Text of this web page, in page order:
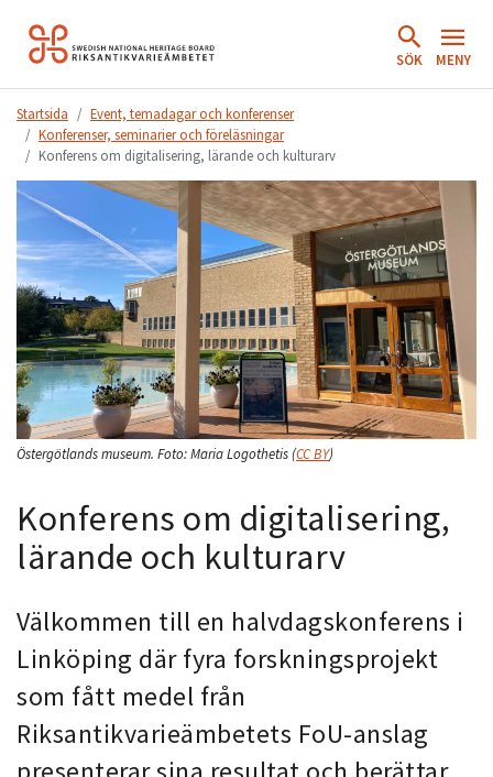
Hoppa
till
SÖK MENY
Startsida
Event, temadagar och konferenser
Konferenser, seminarier och föreläsningar
Konferens om digitalisering, lärande och kulturarv
Östergötlands museum. Foto:Maria Logothetis(CC BY)
Konferens om digitalisering,
lärande och kulturarv
Välkommen till en halvdagskonferens i
Linköping där fyra forskningsprojekt
som fått medel från
Riksantikvarieämbetets FoU-anslag